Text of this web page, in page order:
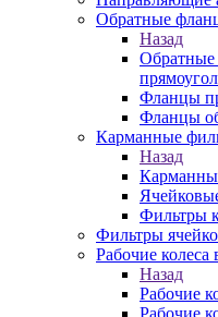
Обратные
Назад
Обратные
Фланцы
Фланцы
Карманные
Назад
Фильтры
Фильтры
Рабочие колеса
Назад
Рабочие
Рабочие